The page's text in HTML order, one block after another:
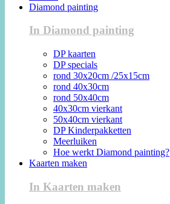
Diamond painting
In Diamond painting
DP kaarten
DP specials
rond 30x20cm /25x15cm
rond 40x30cm
rond 50x40cm
40x30cm vierkant
50x40cm vierkant
DP Kinderpakketten
Meerluiken
Hoe werkt Diamond painting?
Kaarten maken
In Kaarten maken